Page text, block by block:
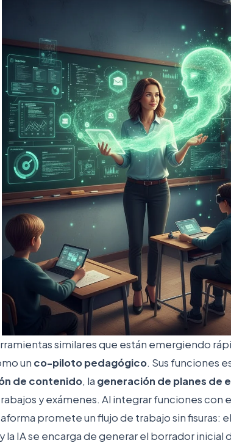
similares que están emergiendo
un co-piloto pedagógico. Sus funciones
de contenido, la generación de planes de
y exámenes. Al integrar funciones con
promete un flujo de trabajo sin fisuras:
la IA se encarga de generar el borrador inicial